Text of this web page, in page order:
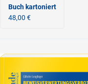
Buch kartoniert
48,00 €